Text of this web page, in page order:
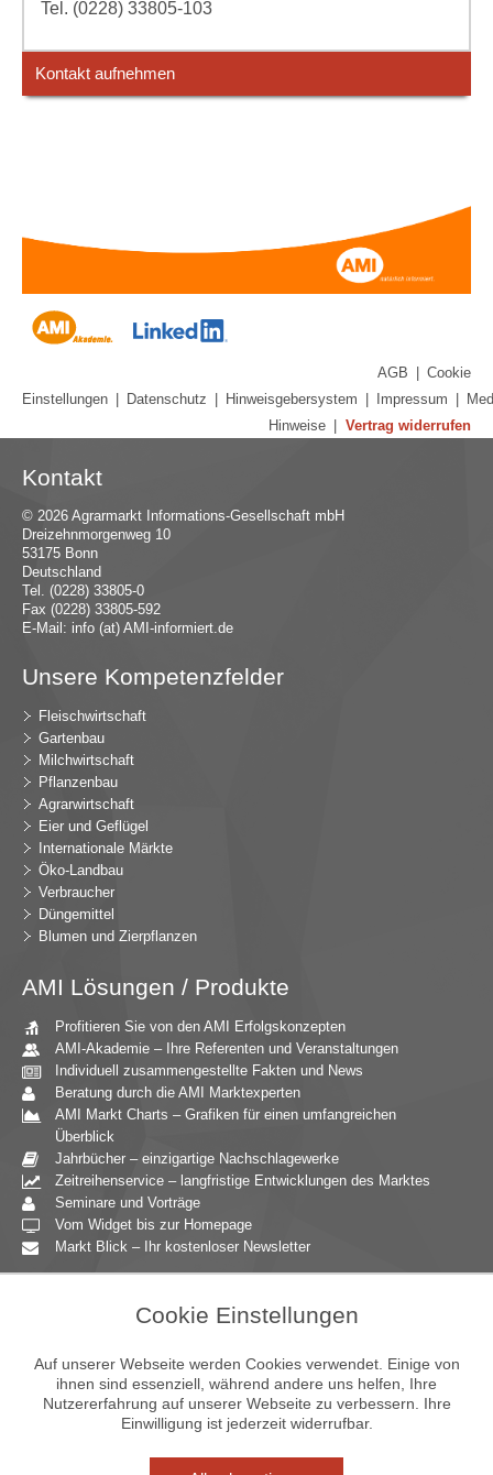
Tel. (0228) 33805-103
Kontakt aufnehmen
AGB
Cookie
Einstellungen
Datenschutz Hinweisgebersystem Impressum
Hinweise
Vertrag widerrufen
Kontakt
© 2026 Agrarmarkt Informations-Gesellschaft mbH
Dreizehnmorgenweg 10
53175 Bonn
Deutschland
Tel. (0228) 33805-0
Fax (0228) 33805-592
E-Mail: info (at) AMI-informiert.de
Unsere Kompetenzfelder
Fleischwirtschaft
Gartenbau
Milchwirtschaft
Pflanzenbau
Agrarwirtschaft
Eier und Geflügel
Internationale Märkte
Öko-Landbau
Verbraucher
Düngemittel
Blumen und Zierpflanzen
AMI Lösungen / Produkte
Profitieren Sie von den AMI Erfolgskonzepten
AMI-Akademie – Ihre Referenten und Veranstaltungen
Individuell zusammengestellte Fakten und News
Beratung durch die AMI Marktexperten
AMI Markt Charts – Grafiken für einen umfangreichen
Überblick
Jahrbücher – einzigartige Nachschlagewerke
Zeitreihenservice – langfristige Entwicklungen des Marktes
Seminare und Vorträge
Vom Widget bis zur Homepage
Markt Blick – Ihr kostenloser Newsletter
Unternehmensberatung
Ernährungsgewerbe
Einzelhandel
Bildung & Wissenschaft
Cookie Einstellungen
Auf unserer Webseite werden Cookies verwendet. Einige von
ihnen sind essenziell, während andere uns helfen, Ihre
Nutzererfahrung auf unserer Webseite zu verbessern. Ihre
Einwilligung ist jederzeit widerrufbar.